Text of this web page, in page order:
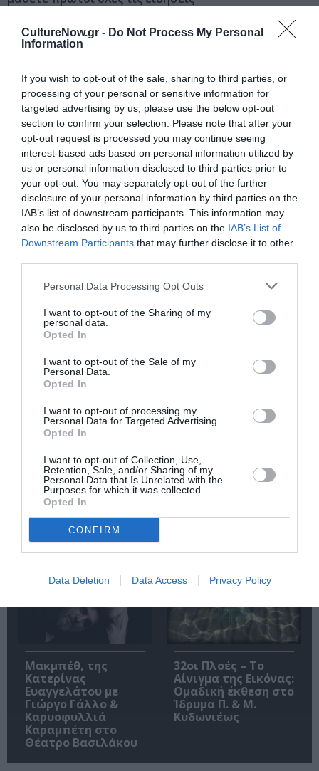
CultureNow.gr - Do Not Process My Personal
Information
If you wish to opt-out of the sale, sharing to third parties, or
processing of your personal or sensitive information for
targeted advertising by us, please use the below opt-out
section to confirm your selection. Please note that after your
opt-out request is processed you may continue seeing
interest-based ads based on personal information utilized by
us or personal information disclosed to third parties prior to
your opt-out. You may separately opt-out of the further
disclosure of your personal information by third parties on the
IAB’s list of downstream participants. This information may
also be disclosed by us to third parties on the IAB’s List of
Downstream Participants that may further disclose it to other
Personal Data Processing Opt Outs
I want to opt-out of the Sharing of my
personal data.
Opted In
I want to opt-out of the Sale of my
Personal Data.
Opted In
I want to opt-out of processing my
Personal Data for Targeted Advertising.
Opted In
I want to opt-out of Collection, Use,
Retention, Sale, and/or Sharing of my
Personal Data that Is Unrelated with the
Purposes for which it was collected.
Opted In
CONFIRM
Data Deletion Data Access Privacy Policy
Δείτε όλα τατελευταία νέαγια την Τέχνη και τον
Πολιτισμό στο
Νέοι Διαγωνισμοί❯
Newsletter
Κάθε βδομάδα στο e-mail σας τα τελευταία νέα για
την Τέχνη και τον Πολιτισμό!
O «Οιδίποδας» του
Ρόμπερτ Άικ ξανά
στη Στέγη – Με τους
Νίκο Κουρή & Μαρία
Κεχαγιόγλου
Θεοδώρα,
Αυτοκράτειρα του
Βυζαντίου: Η νέα
Θεόδωρου Στάθη
Μακμπέθ, της
Κατερίνας
Ευαγγελάτου με
Γιώργο Γάλλο &
Καρυοφυλλιά
Καραμπέτη στο
Θέατρο Βασιλάκου
32οι Πλοές – Το
Αίνιγμα της Εικόνας:
Ομαδική έκθεση στο
Ίδρυμα Π. & Μ.
Κυδωνιέως